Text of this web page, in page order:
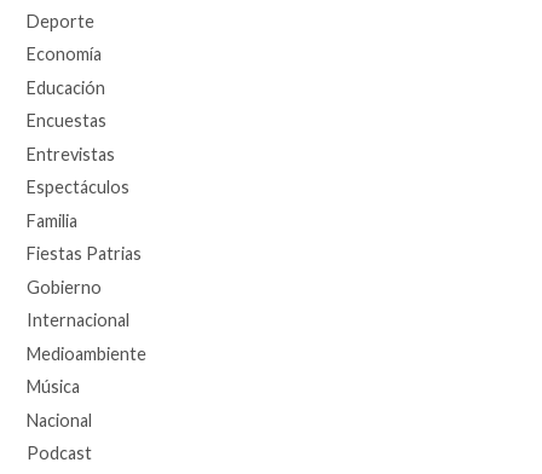
Deporte
Economía
Educación
Encuestas
Entrevistas
Espectáculos
Familia
Fiestas Patrias
Gobierno
Internacional
Medioambiente
Música
Nacional
Podcast